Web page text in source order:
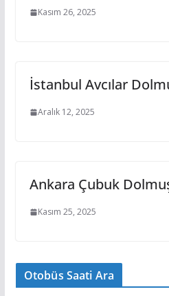
Kasım 26, 2025
İstanbul Avcılar
Aralık 12, 2025
Ankara Çubuk
Kasım 25, 2025
Otobüs Saati Ara